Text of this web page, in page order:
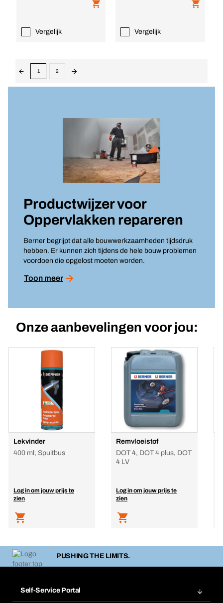
Vergelijk Vergelijk
1 2
Productwijzer voor
Oppervlakken repareren
Berner begrijpt dat alle bouwwerkzaamheden tijdsdruk
hebben. Er kunnen zich tijdens de hele bouw problemen
voordoen die opgelost moeten worden.
Toon meer
Onze aanbevelingen voor jou:
Lekvinder
400 ml, Spuitbus
Log in om jouw prijs te
zien
Remvloeistof
DOT 4, DOT 4 plus, DOT
4 LV
Log in om jouw prijs te
zien
PUSHING THE LIMITS.
Self-Service Portal